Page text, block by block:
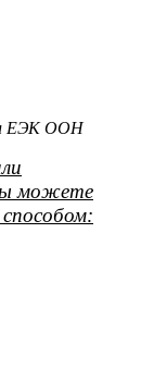
ЕЭК ООН
можете